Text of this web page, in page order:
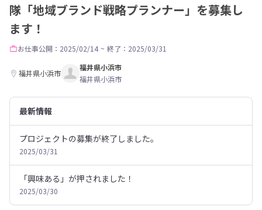
隊「地域ブランド戦略プランナー」を募集し
ます！
お仕事公開：2025/02/14 ~ 終了：2025/03/31
福井県小浜市
福井県小浜市
福井県小浜市
最新情報
プロジェクトの募集が終了しました。
2025/03/31
「興味ある」が押されました！
2025/03/30